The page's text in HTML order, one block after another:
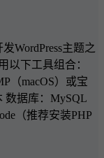
WordPress主题之
以下工具组合：
（macOS）或宝
数据库：MySQL
（推荐安装PHP